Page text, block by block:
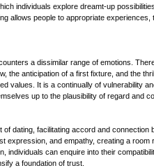
individuals explore dreamt-up
allows people to appropriate experiences,
a dissimilar range of emotions.
the anticipation of a first fixture, and the
values. It is a continually of vulnerability
up to the plausibility of regard and
dating, facilitating accord and connection
expression, and empathy, creating a room
individuals can enquire into their
a foundation of trust.